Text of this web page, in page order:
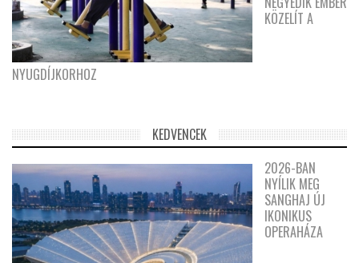
KÖZELÍT A
NYUGDÍJKORHOZ
KEDVENCEK
2026-BAN
NYÍLIK MEG
SANGHAJ ÚJ
IKONIKUS
OPERAHÁZA